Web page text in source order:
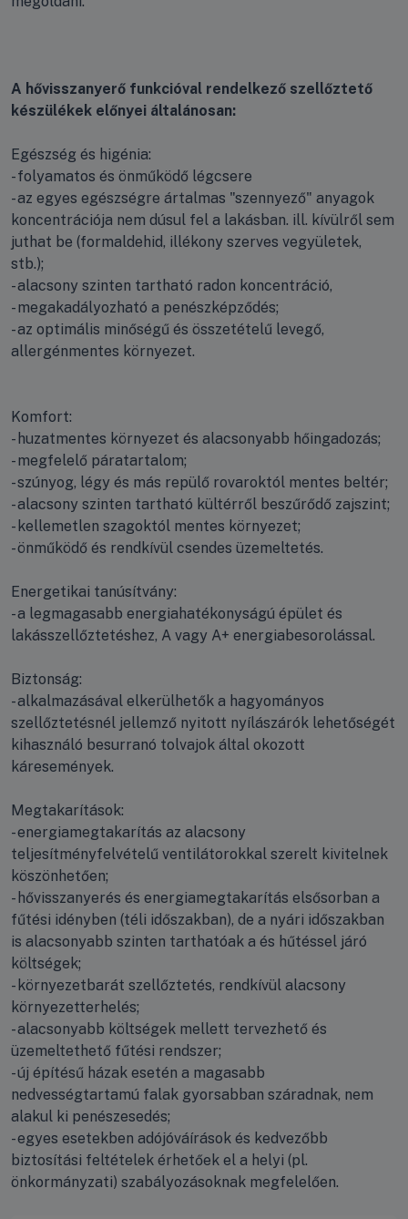
A hővisszanyerő funkcióval rendelkező szellőztető
készülékek előnyei általánosan:
Egészség és higénia:
- folyamatos és önműködő légcsere
- az egyes egészségre ártalmas "szennyező" anyagok
koncentrációja nem dúsul fel a lakásban. ill. kívülről sem
juthat be (formaldehid, illékony szerves vegyületek,
stb.);
- alacsony szinten tartható radon koncentráció,
- megakadályozható a penészképződés;
- az optimális minőségű és összetételű levegő,
allergénmentes környezet.
Komfort:
- huzatmentes környezet és alacsonyabb hőingadozás;
- megfelelő páratartalom;
- szúnyog, légy és más repülő rovaroktól mentes beltér;
- alacsony szinten tartható kültérről beszűrődő zajszint;
- kellemetlen szagoktól mentes környezet;
- önműködő és rendkívül csendes üzemeltetés.
Energetikai tanúsítvány:
- a legmagasabb energiahatékonyságú épület és
lakásszellőztetéshez, A vagy A+ energiabesorolással.
Biztonság:
- alkalmazásával elkerülhetők a hagyományos
szellőztetésnél jellemző nyitott nyílászárók lehetőségét
kihasználó besurranó tolvajok által okozott
káresemények.
Megtakarítások:
- energiamegtakarítás az alacsony
teljesítményfelvételű ventilátorokkal szerelt kivitelnek
köszönhetően;
- hővisszanyerés és energiamegtakarítás elsősorban a
fűtési idényben (téli időszakban), de a nyári időszakban
is alacsonyabb szinten tarthatóak a és hűtéssel járó
költségek;
- környezetbarát szellőztetés, rendkívül alacsony
környezetterhelés;
- alacsonyabb költségek mellett tervezhető és
üzemeltethető fűtési rendszer;
- új építésű házak esetén a magasabb
nedvességtartamú falak gyorsabban száradnak, nem
alakul ki penészesedés;
- egyes esetekben adójóváírások és kedvezőbb
biztosítási feltételek érhetőek el a helyi (pl.
önkormányzati) szabályozásoknak megfelelően.